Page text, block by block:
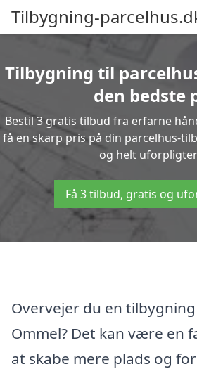
Tilbygning-
Tilbygning til
den bedste
Bestil 3 gratis tilbud fra erfarne
få en skarp pris på din parcelhus-
og helt
Få 3 tilbud, gratis og
Overvejer du en
Ommel? Det kan være en
at skabe mere plads og